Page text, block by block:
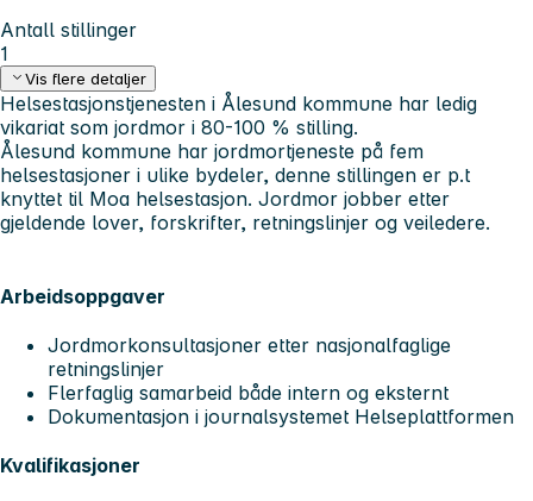
Antall stillinger
1
Vis flere detaljer
Helsestasjonstjenesten i Ålesund kommune har ledig
vikariat som jordmor i 80-100 % stilling.
Ålesund kommune har jordmortjeneste på fem
helsestasjoner i ulike bydeler, denne stillingen er p.t
knyttet til Moa helsestasjon. Jordmor jobber etter
gjeldende lover, forskrifter, retningslinjer og veiledere.
Arbeidsoppgaver
Jordmorkonsultasjoner etter nasjonalfaglige
retningslinjer
Flerfaglig samarbeid både intern og eksternt
Dokumentasjon i journalsystemet Helseplattformen
Kvalifikasjoner